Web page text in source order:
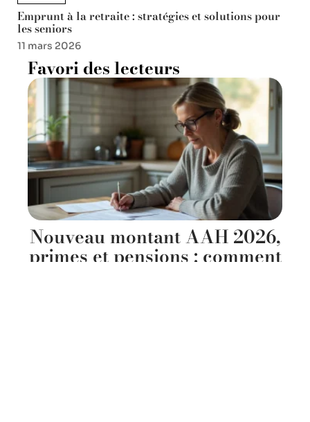
Emprunt à la retraite : stratégies et solutions pour
les seniors
11 mars 2026
Favori des lecteurs
Nouveau montant AAH 2026,
primes et pensions : comment